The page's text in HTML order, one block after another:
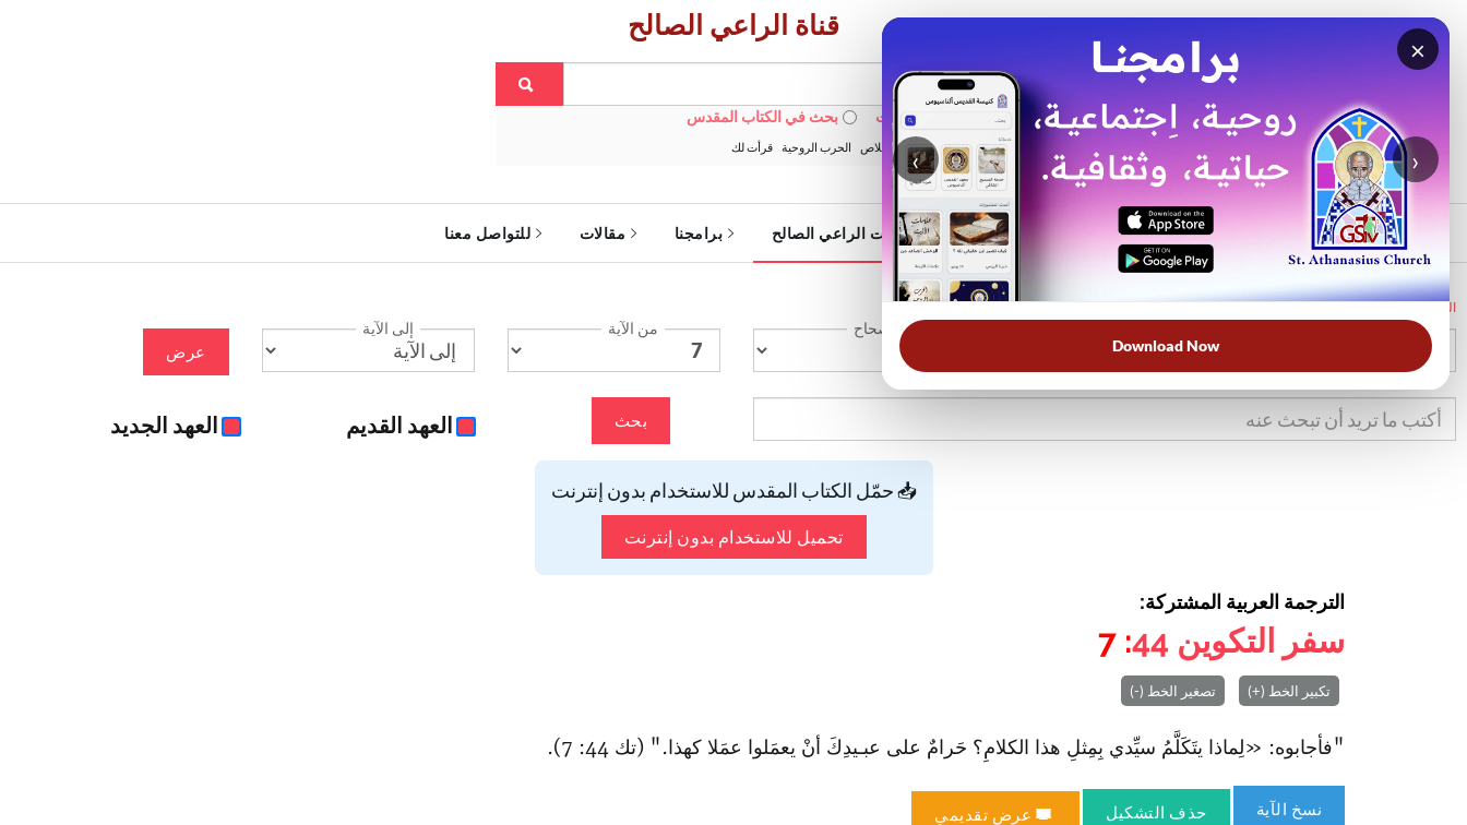
×
‹ ›
Download Now
قناة الراعي الصالح
بحث في الويبسايت بحث في الكتاب المقدس
الأكثر بحثًا: خبزنا اليومي الخلاص الحرب الروحية قرأت لك
الرئيسية خدمات الراعي الصالح برامجنا مقالات للتواصل معنا
الرئيسية
الإصحاح من الآية إلى الآية
عرض
بحث العهد القديم العهد الجديد
📥 حمّل الكتاب المقدس للاستخدام بدون إنترنت
تحميل للاستخدام بدون إنترنت
الترجمة العربية المشتركة:
سفر التكوين 44
: 7
تكبير الخط (+) تصغير الخط (-)
"فأجابوه: «لِماذا يتَكَلَّمُ سيِّدي بِمِثلِ هذا الكلامِ؟ حَرامٌ على عبـيدِكَ أنْ يعمَلوا عمَلا كهذا." (تك 44: 7).
نسخ الآية حذف التشكيل عرض تقديمي